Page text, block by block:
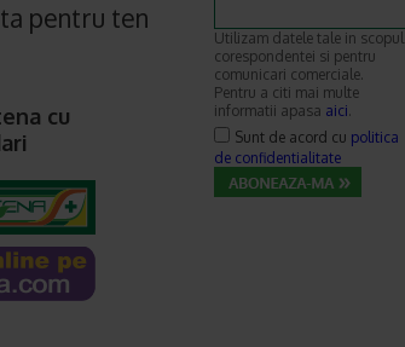
pentru ten
cu
Utilizam datele tale in scopul
corespondentei si pentru
comunicari comerciale.
Pentru a citi mai multe
informatii apasa aici.
Sunt de acord cu politica
de confidentialitate